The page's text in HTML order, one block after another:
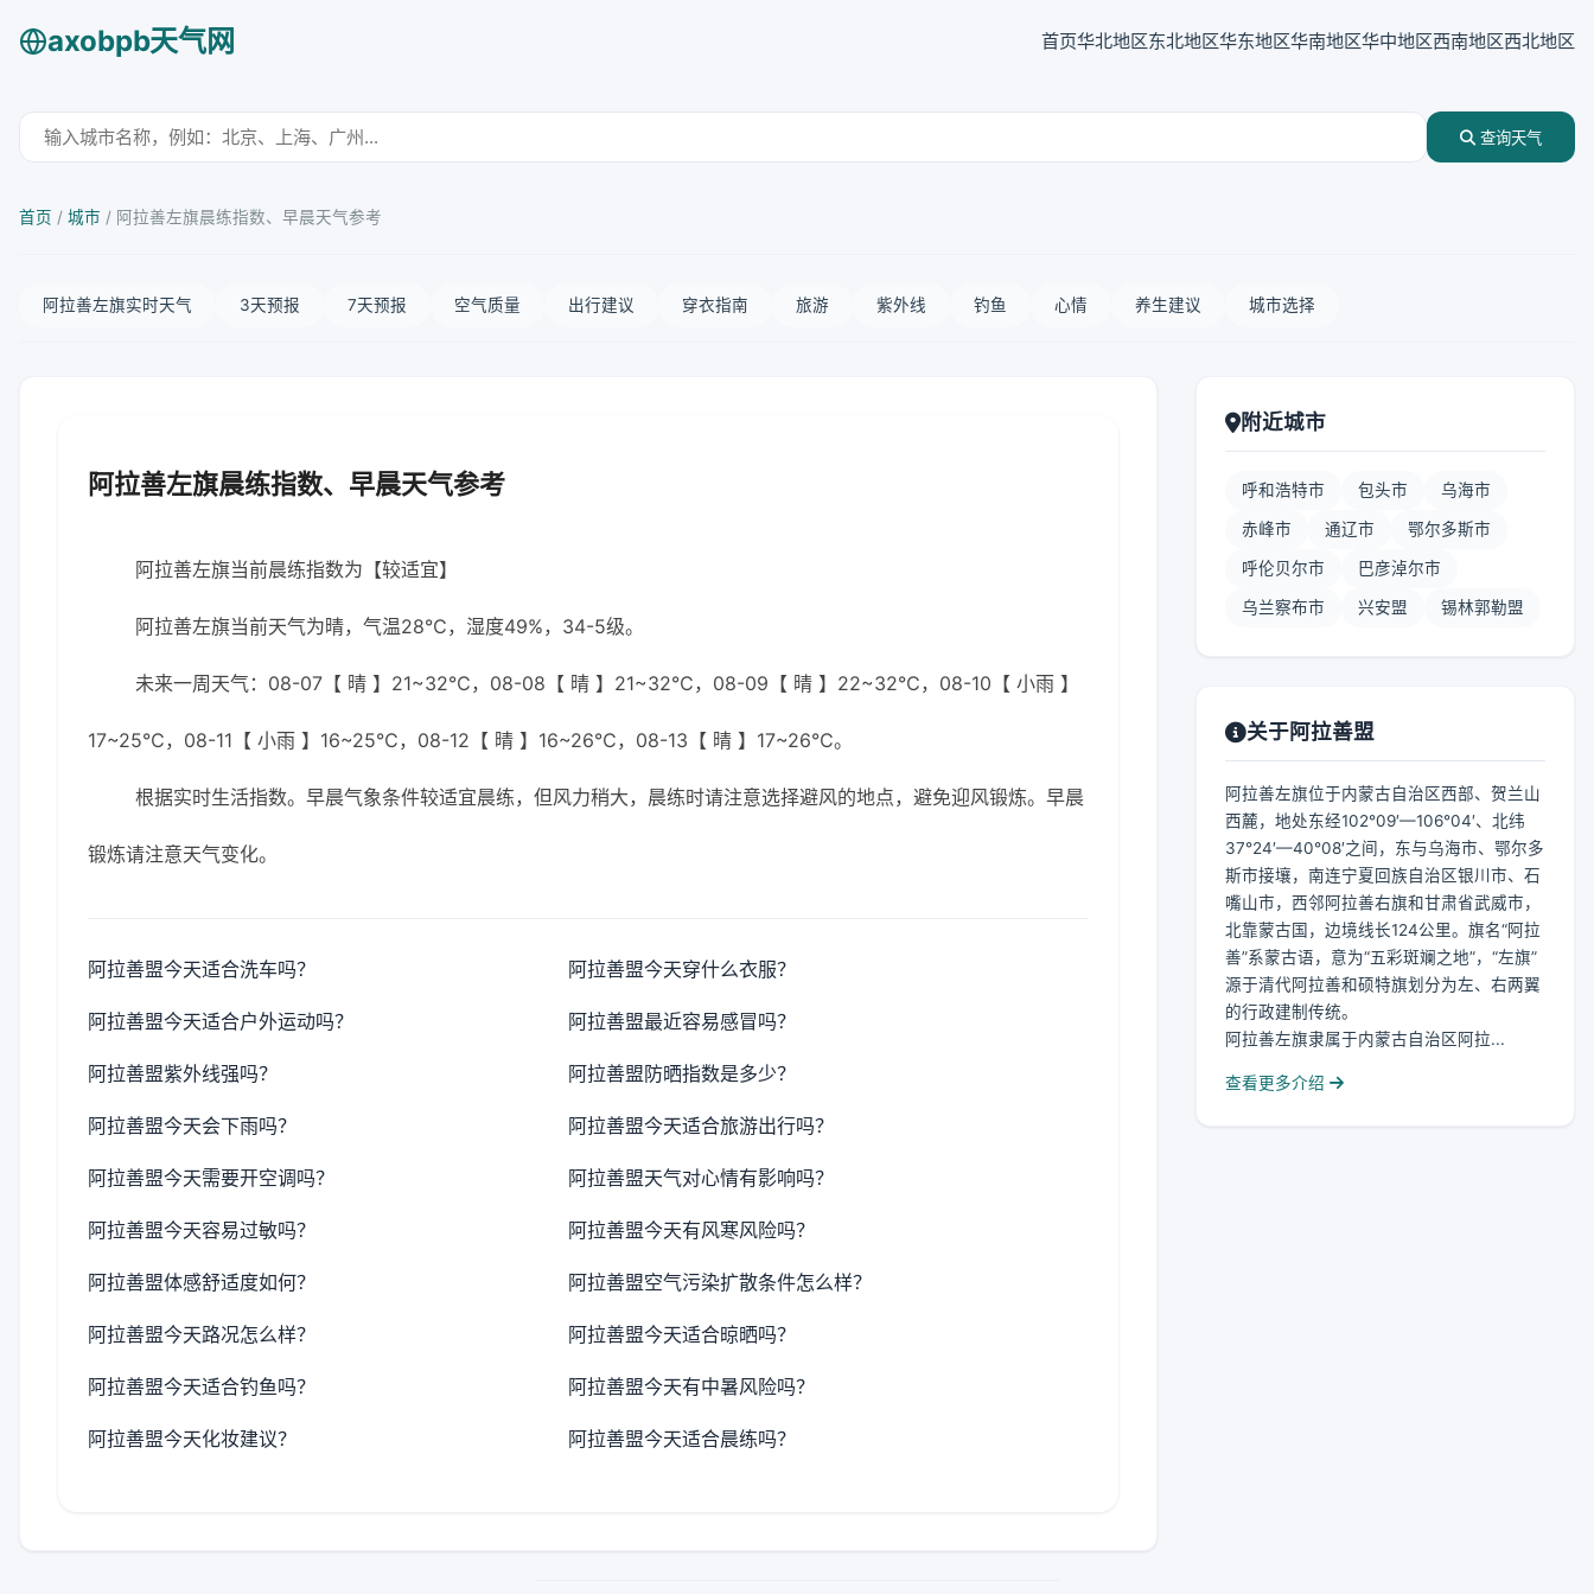
axobpb天气网 首页华北地区东北地区华东地区华南地区华中地区西南地区西北地区
查询天气
首页 / 城市 / 阿拉善左旗晨练指数、早晨天气参考
阿拉善左旗实时天气 3天预报 7天预报 空气质量 出行建议 穿衣指南 旅游 紫外线 钓鱼 心情 养生建议 城市选择
阿拉善左旗晨练指数、早晨天气参考
阿拉善左旗当前晨练指数为【较适宜】
阿拉善左旗当前天气为晴，气温28℃，湿度49%，34-5级。
未来一周天气：08-07【 晴 】21~32℃，08-08【 晴 】21~32℃，08-09【 晴 】22~32℃，08-10【 小雨 】
17~25℃，08-11【 小雨 】16~25℃，08-12【 晴 】16~26℃，08-13【 晴 】17~26℃。
根据实时生活指数。早晨气象条件较适宜晨练，但风力稍大，晨练时请注意选择避风的地点，避免迎风锻炼。早晨
锻炼请注意天气变化。
阿拉善盟今天适合洗车吗？ 阿拉善盟今天穿什么衣服？
阿拉善盟今天适合户外运动吗？ 阿拉善盟最近容易感冒吗？
阿拉善盟紫外线强吗？ 阿拉善盟防晒指数是多少？
阿拉善盟今天会下雨吗？ 阿拉善盟今天适合旅游出行吗？
阿拉善盟今天需要开空调吗？ 阿拉善盟天气对心情有影响吗？
阿拉善盟今天容易过敏吗？ 阿拉善盟今天有风寒风险吗？
阿拉善盟体感舒适度如何？ 阿拉善盟空气污染扩散条件怎么样？
阿拉善盟今天路况怎么样？ 阿拉善盟今天适合晾晒吗？
阿拉善盟今天适合钓鱼吗？ 阿拉善盟今天有中暑风险吗？
阿拉善盟今天化妆建议？ 阿拉善盟今天适合晨练吗？
附近城市
呼和浩特市 包头市 乌海市
赤峰市 通辽市 鄂尔多斯市
呼伦贝尔市 巴彦淖尔市
乌兰察布市 兴安盟 锡林郭勒盟
关于阿拉善盟
阿拉善左旗位于内蒙古自治区西部、贺兰山
西麓，地处东经102°09′—106°04′、北纬
37°24′—40°08′之间，东与乌海市、鄂尔多
斯市接壤，南连宁夏回族自治区银川市、石
嘴山市，西邻阿拉善右旗和甘肃省武威市，
北靠蒙古国，边境线长124公里。旗名“阿拉
善”系蒙古语，意为“五彩斑斓之地”，“左旗”
源于清代阿拉善和硕特旗划分为左、右两翼
的行政建制传统。
阿拉善左旗隶属于内蒙古自治区阿拉...
查看更多介绍